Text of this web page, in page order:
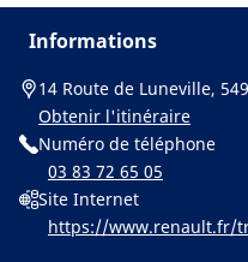
Informations
14 Route de Luneville,
Obtenir l'itinéraire
Numéro de téléphone
03 83 72 65 05
Site Internet
https://www.renault.fr/